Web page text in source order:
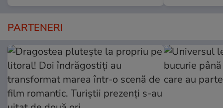
PARTENERI